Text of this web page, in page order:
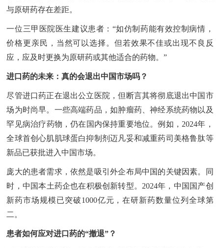
与原研药存在差距。
一位三甲医院医生建议患者：“如仿制药能有效控制病情，
价格更亲民，当然可以选择。但若效果不佳或出现不良反
应，应及时更换为原研药或其他适合的药物。”
进口药的未来：真的会退出中国市场吗？
尽管进口药正在退出公立医院，但断言其将彻底退出中国市
场为时尚早。一些高端药品，如肿瘤药、神经系统药物以及
罕见病治疗药物，仍在国内保持重要地位。例如，2024年，
全球首创心肌肌球蛋白抑制剂迈凡妥和减重药司美格鲁肽等
新品已获批进入中国市场。
庞大的患者需求，依然是吸引外企布局中国的关键因素。同
时，中国本土药企也在积极创新转型。2024年，中国国产创
新药市场规模已突破1000亿元，在研新药数量位列全球第
二。
患者如何应对进口药的“撤退”？